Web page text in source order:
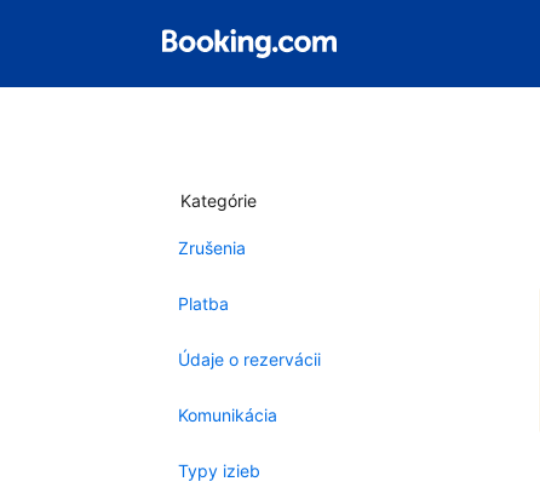
Kategórie
Zrušenia
Platba
Údaje o rezervácii
Komunikácia
Typy izieb